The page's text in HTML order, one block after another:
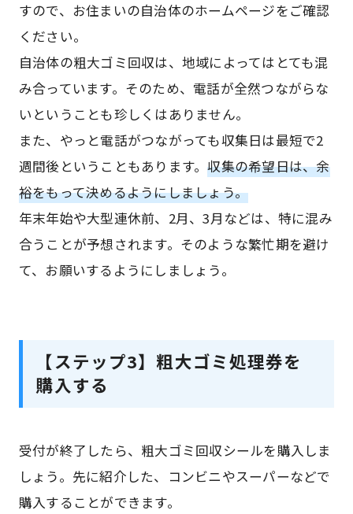
すので、お住まいの自治体のホームページをご確認
ください。
自治体の粗大ゴミ回収は、地域によってはとても混
み合っています。そのため、電話が全然つながらな
いということも珍しくはありません。
また、やっと電話がつながっても収集日は最短で2
週間後ということもあります。収集の希望日は、余
裕をもって決めるようにしましょう。
年末年始や大型連休前、2月、3月などは、特に混み
合うことが予想されます。そのような繁忙期を避け
て、お願いするようにしましょう。
【ステップ3】粗大ゴミ処理券を
購入する
受付が終了したら、粗大ゴミ回収シールを購入しま
しょう。先に紹介した、コンビニやスーパーなどで
購入することができます。